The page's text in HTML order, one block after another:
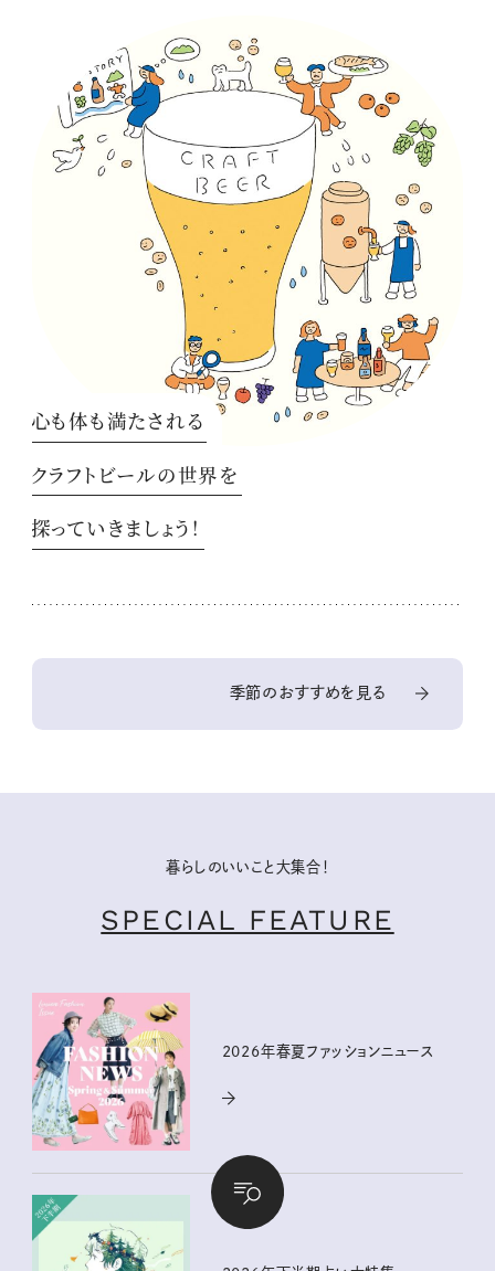
心も体も満たされる
クラフトビールの世界を
探っていきましょう！
季節のおすすめを見る
暮らしのいいこと大集合！
SPECIAL FEATURE
2026年春夏ファッションニュース